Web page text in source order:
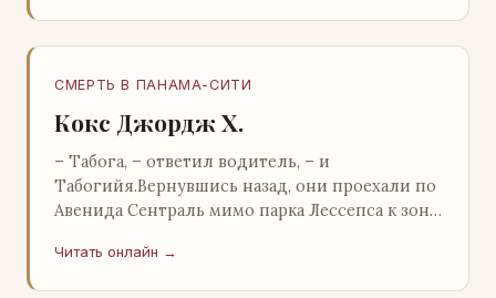
СМЕРТЬ В ПАНАМА-СИТИ
Кокс Джордж Х.
– Табога, – ответил водитель, – и
Табогийя.Вернувшись назад, они проехали по
Авенида Сентраль мимо парка Лессепса к зоне
отель…
Читать онлайн →